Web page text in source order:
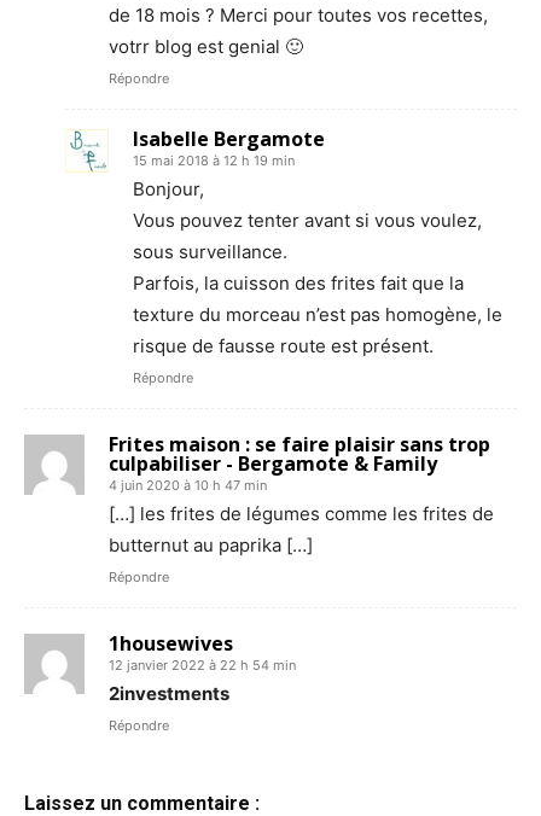
de 18 mois ? Merci pour toutes vos recettes,
votrr blog est genial 🙂
Répondre
Isabelle Bergamote
15 mai 2018 à 12 h 19 min
Bonjour,
Vous pouvez tenter avant si vous voulez,
sous surveillance.
Parfois, la cuisson des frites fait que la
texture du morceau n’est pas homogène, le
risque de fausse route est présent.
Répondre
Frites maison : se faire plaisir sans trop
culpabiliser - Bergamote & Family
4 juin 2020 à 10 h 47 min
[…] les frites de légumes comme les frites de
butternut au paprika […]
Répondre
1housewives
12 janvier 2022 à 22 h 54 min
2investments
Répondre
Laissez un commentaire :